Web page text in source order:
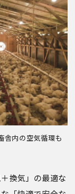
舎内の空気循環も
換気」の最適な